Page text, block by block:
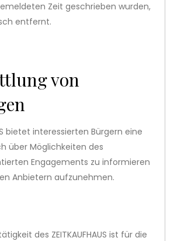
Zeit geschrieben wurden,
entfernt.
von
bietet interessierten Bürgern eine
über Möglichkeiten des
Engagements zu informieren
Anbietern aufzunehmen.
des ZEITKAUFHAUS ist für die